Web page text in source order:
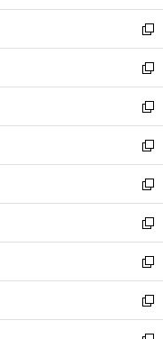
開
く
ウ
で
開
く
ン
ド
ウ
で
開
く
ウ
ィ
ン
ド
ウ
で
開
く
新
し
い
ウ
ィ
ン
ド
ウ
で
開
く
新
し
い
ウ
ィ
ン
ド
ウ
で
開
く
新
し
い
ウ
ィ
ン
ド
ウ
で
開
く
新
し
い
ウ
ィ
ン
ド
ウ
で
開
新
し
い
ウ
ィ
ン
ド
ウ
新
し
い
ウ
ィ
ン
新
し
い
ウ
新
し